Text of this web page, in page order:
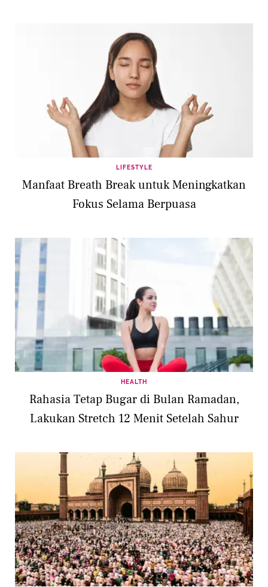
LIFESTYLE
Manfaat Breath Break untuk Meningkatkan
Fokus Selama Berpuasa
HEALTH
Rahasia Tetap Bugar di Bulan Ramadan,
Lakukan Stretch 12 Menit Setelah Sahur